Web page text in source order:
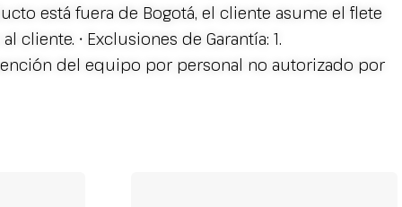
está fuera de Bogotá, el cliente asume el flete
• Exclusiones de Garantía: 1.
del equipo por personal no autorizado por